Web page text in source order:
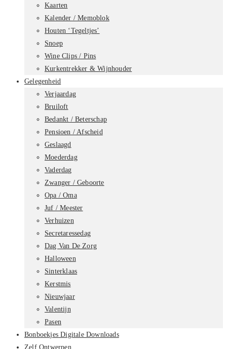
Kaarten
Kalender / Memoblok
Houten ‘Tegeltjes’
Snoep
Wine Clips / Pins
Kurkentrekker & Wijnhouder
Gelegenheid
Verjaardag
Bruiloft
Bedankt / Beterschap
Pensioen / Afscheid
Geslaagd
Moederdag
Vaderdag
Zwanger / Geboorte
Opa / Oma
Juf / Meester
Verhuizen
Secretaressedag
Dag Van De Zorg
Halloween
Sinterklaas
Kerstmis
Nieuwjaar
Valentijn
Pasen
Bonboekjes Digitale Downloads
Zelf Ontwerpen